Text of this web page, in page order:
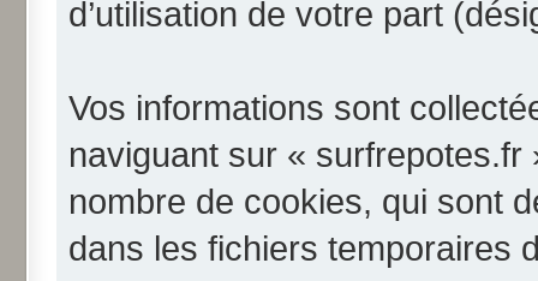
d’utilisation de votre part
Vos informations sont
naviguant sur «
nombre de cookies, qui sont
dans les fichiers temporaires